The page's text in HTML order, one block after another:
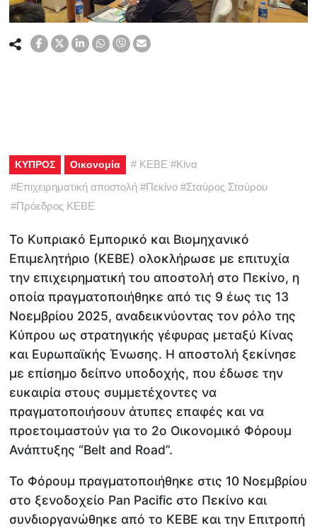
ΚΥΠΡΟΣ Οικονομία # ΚΕΒΕ #Κίνα
#Επιχειρηματική αποστολή #Πεκίνο #Σταύρος Σταύρου
#Πρόεδρος ΚΕΒΕ
Το Κυπριακό Εμπορικό και Βιομηχανικό
Επιμελητήριο (ΚΕΒΕ) ολοκλήρωσε με επιτυχία
την επιχειρηματική του αποστολή στο Πεκίνο, η
οποία πραγματοποιήθηκε από τις 9 έως τις 13
Νοεμβρίου 2025, αναδεικνύοντας τον ρόλο της
Κύπρου ως στρατηγικής γέφυρας μεταξύ Κίνας
και Ευρωπαϊκής Ένωσης. Η αποστολή ξεκίνησε
με επίσημο δείπνο υποδοχής, που έδωσε την
ευκαιρία στους συμμετέχοντες να
πραγματοποιήσουν άτυπες επαφές και να
προετοιμαστούν για το 2ο Οικονομικό Φόρουμ
Ανάπτυξης “Belt and Road”.
Το Φόρουμ πραγματοποιήθηκε στις 10 Νοεμβρίου
στο ξενοδοχείο Pan Pacific στο Πεκίνο και
συνδιοργανώθηκε από το ΚΕΒΕ και την Επιτροπή